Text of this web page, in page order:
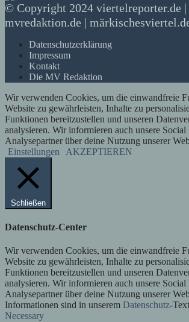
© Copyright 2024 viertelreporter.de |
mvredaktion.de |
Datenschutzerklärung
Impressum
Kontakt
Die MV Redaktion
Wir verwenden Cookies, um die einwandfreie
Website zu gewährleisten, Inhalte zu
Funktionen bereitzustellen und unseren
analysieren. Wir informieren auch unsere
Analysepartner über deine Nutzung unserer
Einstellungen
AKZEPTIEREN
Schließen
Datenschutz-Center
Wir verwenden Cookies, um die einwandfreie
Website zu gewährleisten, Inhalte zu
Funktionen bereitzustellen und unseren
analysieren. Wir informieren auch unsere
Analysepartner über deine Nutzung unserer
Informationen sind in unserem Datenschutz-
Necessary